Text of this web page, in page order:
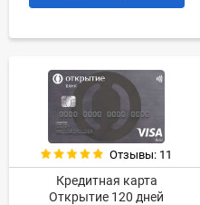
Отзывы: 11
Кредитная карта
Открытие 120 дней